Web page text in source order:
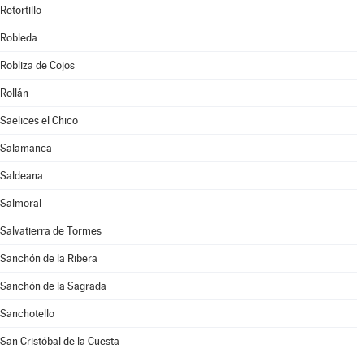
Retortillo
Robleda
Robliza de Cojos
Rollán
Saelices el Chico
Salamanca
Saldeana
Salmoral
Salvatierra de Tormes
Sanchón de la Ribera
Sanchón de la Sagrada
Sanchotello
San Cristóbal de la Cuesta